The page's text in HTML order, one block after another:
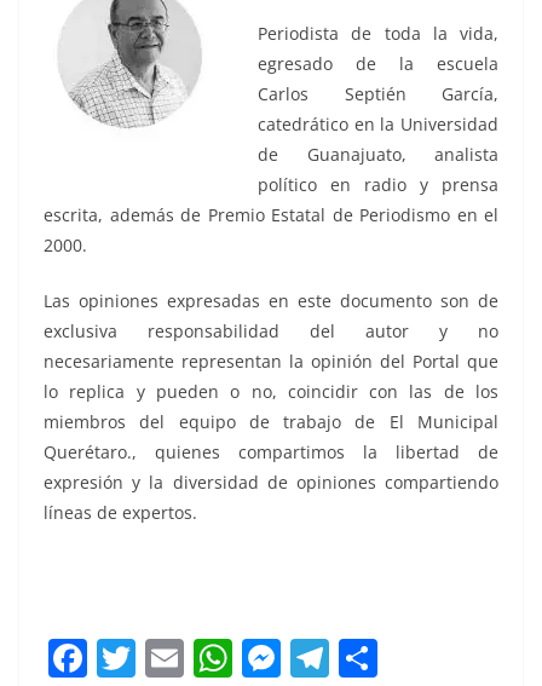
Periodista de toda la vida,
egresado de la escuela
Carlos Septién García,
catedrático en la Universidad
de Guanajuato, analista
político en radio y prensa
escrita, además de Premio Estatal de Periodismo en el
2000.
Las opiniones expresadas en este documento son de
exclusiva responsabilidad del autor y no
necesariamente representan la opinión del Portal que
lo replica y pueden o no, coincidir con las de los
miembros del equipo de trabajo de El Municipal
Querétaro., quienes compartimos la libertad de
expresión y la diversidad de opiniones compartiendo
líneas de expertos.
F T E W M T